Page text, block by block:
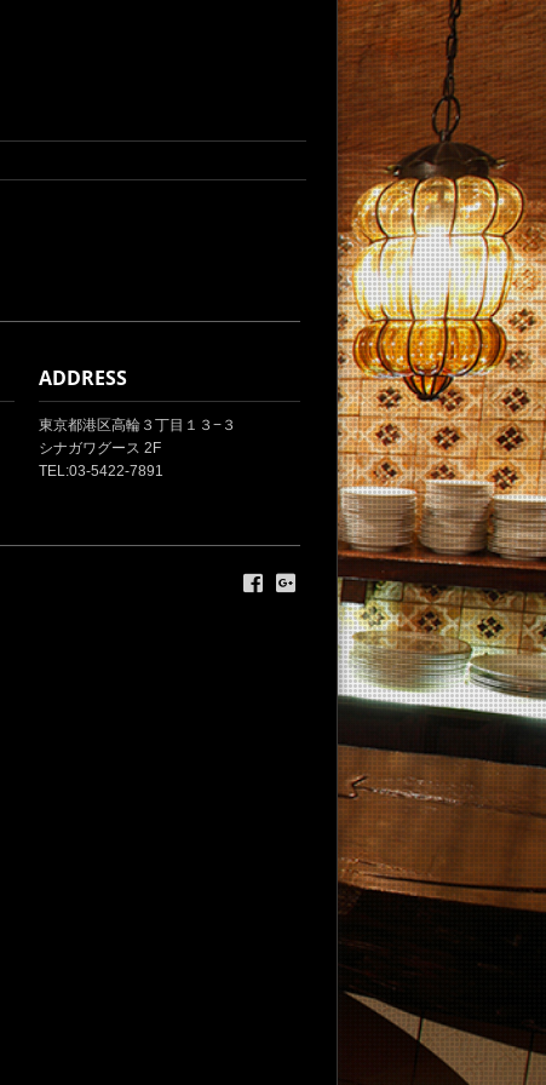
ADDRESS
東京都港区高輪３丁目１３−３
シナガワグース 2F
TEL:03-5422-7891